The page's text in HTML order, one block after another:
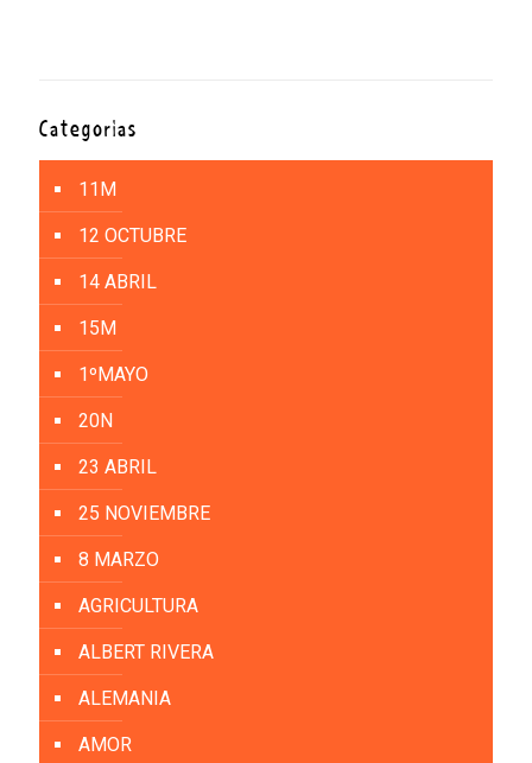
Categorías
11M
12 OCTUBRE
14 ABRIL
15M
1ºMAYO
20N
23 ABRIL
25 NOVIEMBRE
8 MARZO
AGRICULTURA
ALBERT RIVERA
ALEMANIA
AMOR